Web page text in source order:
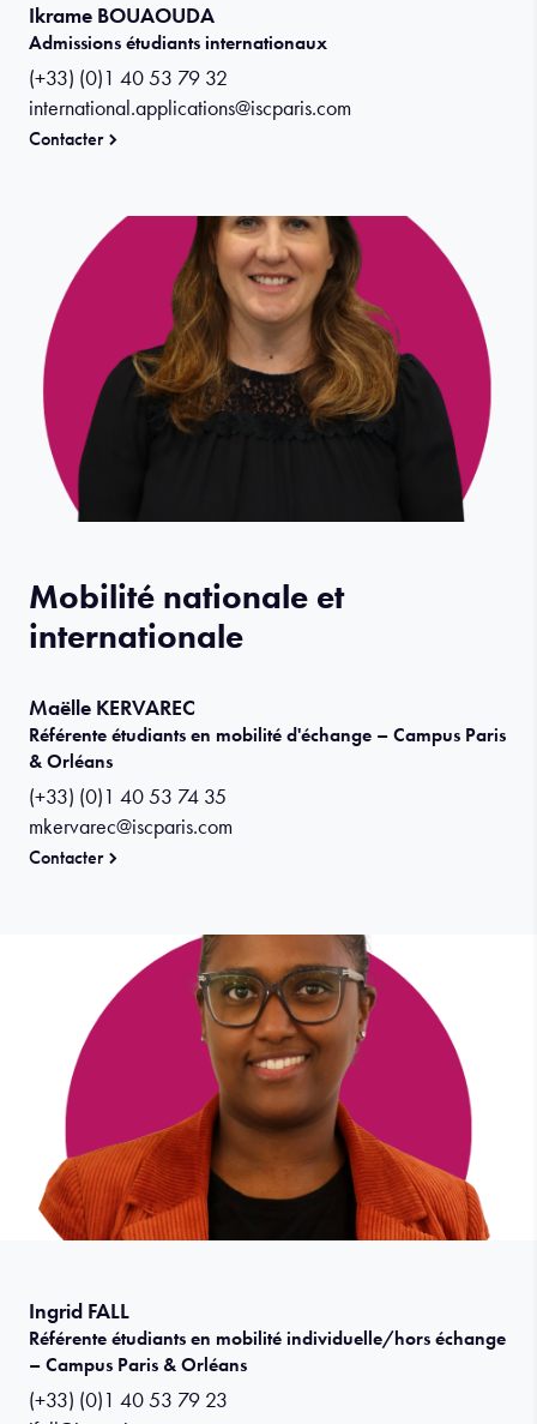
Ikrame BOUAOUDA
Admissions étudiants internationaux
(+33) (0)1 40 53 79 32
international.applications@iscparis.com
Contacter
Mobilité nationale et
internationale
Maëlle KERVAREC
Référente étudiants en mobilité d'échange – Campus Paris
& Orléans
(+33) (0)1 40 53 74 35
mkervarec@iscparis.com
Contacter
Ingrid FALL
Référente étudiants en mobilité individuelle/hors échange
– Campus Paris & Orléans
(+33) (0)1 40 53 79 23